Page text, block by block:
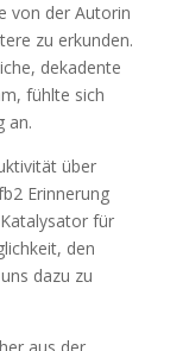
von der Autorin
zu erkunden.
dekadente
fühlte sich
an.
über
Erinnerung
für
den
dazu zu